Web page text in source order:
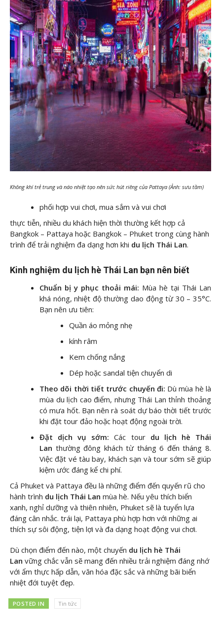
Không khí trẻ trung và náo nhiệt tạo nên sức hút riêng của Pattaya (Ảnh: sưu tầm)
phối hợp vui chơi, mua sắm và vui chơi
thực tiễn, nhiều du khách hiện thời thường kết hợp cả
Bangkok – Pattaya hoặc Bangkok – Phuket trong cùng hành
trình để trải nghiệm đa dạng hơn khi du lịch Thái Lan.
Kinh nghiệm du lịch hè Thái Lan bạn nên biết
Chuẩn bị y phục thoải mái: Mùa hè tại Thái Lan
khá nóng, nhiệt độ thường dao động từ 30 – 35°C.
Bạn nên ưu tiên:
Quần áo mỏng nhẹ
kính râm
Kem chống nắng
Dép hoặc sandal tiện chuyển di
Theo dõi thời tiết trước chuyến đi: Dù mùa hè là
mùa du lịch cao điểm, nhưng Thái Lan thỉnh thoảng
có mưa hốt. Bạn nên rà soát dự báo thời tiết trước
khi đặt tour đảo hoặc hoạt động ngoài trời.
Đặt dịch vụ sớm: Các tour du lịch hè Thái
Lan thường đông khách từ tháng 6 đến tháng 8.
Việc đặt vé tàu bay, khách sạn và tour sớm sẽ giúp
kiệm ước đáng kể chi phí.
Cả Phuket và Pattaya đều là những điểm đến quyến rũ cho
hành trình du lịch Thái Lan mùa hè. Nếu yêu thích biển
xanh, nghỉ dưỡng và thiên nhiên, Phuket sẽ là tuyển lựa
đáng cân nhắc. trái lại, Pattaya phù hợp hơn với những ai
thích sự sôi động, tiện lợi và đa dạng hoạt động vui chơi.
Dù chọn điểm đến nào, một chuyến du lịch hè Thái
Lan vững chắc vẫn sẽ mang đến nhiều trải nghiệm đáng nhớ
với ẩm thực hấp dẫn, văn hóa đặc sắc và những bãi biển
nhiệt đới tuyệt đẹp.
POSTED IN Tin tức